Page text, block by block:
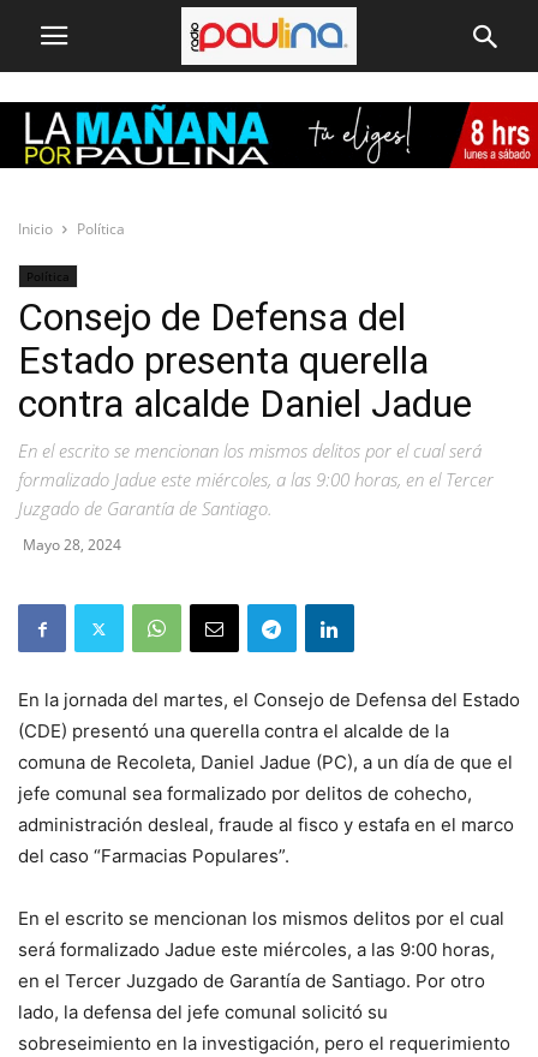
Inicio Política
Política
Consejo de Defensa del
Estado presenta querella
contra alcalde Daniel Jadue
En el escrito se mencionan los mismos delitos por el cual será
formalizado Jadue este miércoles, a las 9:00 horas, en el Tercer
Juzgado de Garantía de Santiago.
Mayo 28, 2024
En la jornada del martes, el Consejo de Defensa del Estado
(CDE) presentó una querella contra el alcalde de la
comuna de Recoleta, Daniel Jadue (PC), a un día de que el
jefe comunal sea formalizado por delitos de cohecho,
administración desleal, fraude al fisco y estafa en el marco
del caso “Farmacias Populares”.
En el escrito se mencionan los mismos delitos por el cual
será formalizado Jadue este miércoles, a las 9:00 horas,
en el Tercer Juzgado de Garantía de Santiago. Por otro
lado, la defensa del jefe comunal solicitó su
sobreseimiento en la investigación, pero el requerimiento